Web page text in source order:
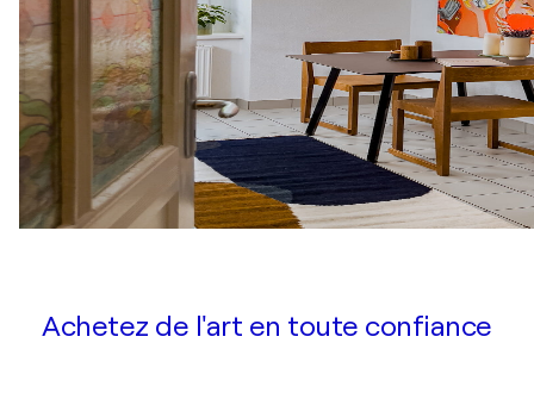
Achetez de l'art en toute confiance